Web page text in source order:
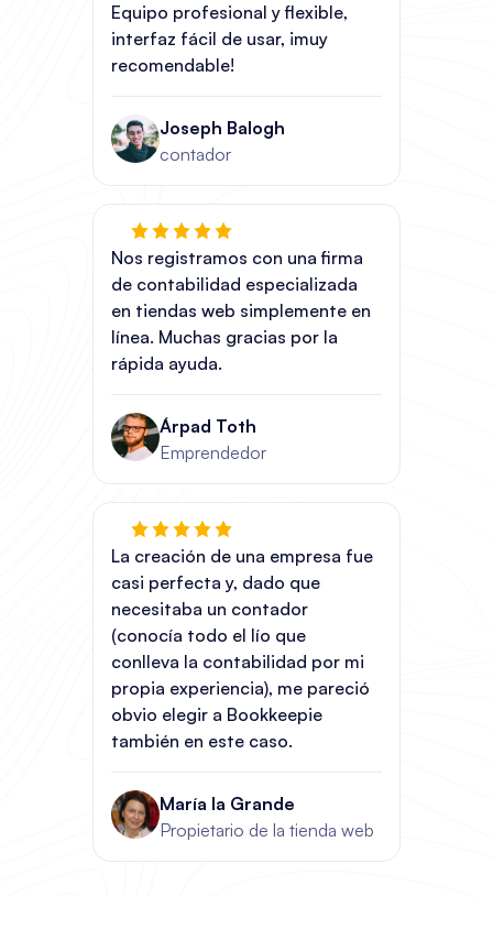
Equipo profesional y flexible,
interfaz fácil de usar, ¡muy
recomendable!
Joseph Balogh
contador
Nos registramos con una firma
de contabilidad especializada
en tiendas web simplemente en
línea. Muchas gracias por la
rápida ayuda.
Árpad Toth
Emprendedor
La creación de una empresa fue
casi perfecta y, dado que
necesitaba un contador
(conocía todo el lío que
conlleva la contabilidad por mi
propia experiencia), me pareció
obvio elegir a Bookkeepie
también en este caso.
María la Grande
Propietario de la tienda web